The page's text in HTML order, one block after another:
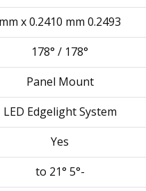
0.2493 mm x 0.2410 mm
178° / 178°
Panel Mount
LED Edgelight System
Yes
-5° to 21°